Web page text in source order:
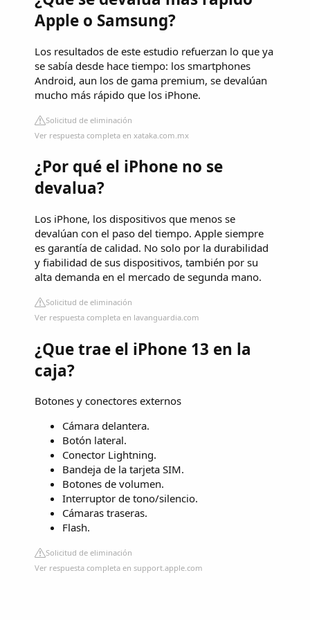
Apple o Samsung?
Los resultados de este estudio refuerzan lo que ya
se sabía desde hace tiempo: los smartphones
Android, aun los de gama premium, se devalúan
mucho más rápido que los iPhone.
Solicitud de eliminación
Ver respuesta completa en xataka.com.mx
¿Por qué el iPhone no se
devalua?
Los iPhone, los dispositivos que menos se
devalúan con el paso del tiempo. Apple siempre
es garantía de calidad. No solo por la durabilidad
y fiabilidad de sus dispositivos, también por su
alta demanda en el mercado de segunda mano.
Solicitud de eliminación
Ver respuesta completa en lavanguardia.com
¿Que trae el iPhone 13 en la
caja?
Botones y conectores externos
Cámara delantera.
Botón lateral.
Conector Lightning.
Bandeja de la tarjeta SIM.
Botones de volumen.
Interruptor de tono/silencio.
Cámaras traseras.
Flash.
Solicitud de eliminación
Ver respuesta completa en support.apple.com